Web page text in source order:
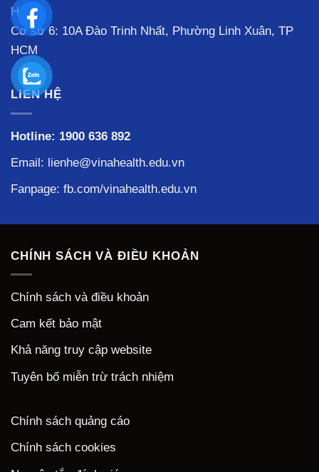
HCM
Cơ sở 6: 10A Đào Trinh Nhất, Phường Linh Xuân, TP
HCM
LIÊN HỆ
Hotline: 1900 636 892
Email: lienhe@vinahealth.edu.vn
Fanpage: fb.com/vinahealth.edu.vn
CHÍNH SÁCH VÀ ĐIỀU KHOẢN
Chính sách và điều khoản
Cam kết bảo mật
Khả năng truy cập website
Tuyên bố miễn trừ trách nhiệm
Chính sách quảng cáo
Chính sách cookies